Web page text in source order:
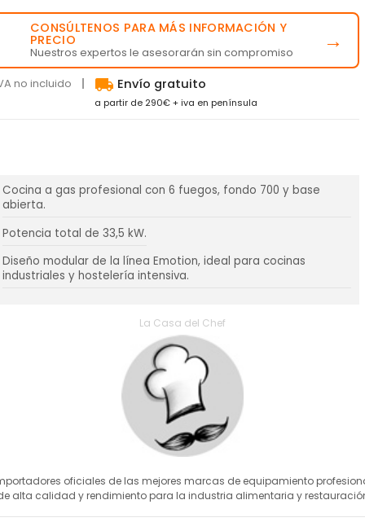
CONSÚLTENOS PARA MÁS INFORMACIÓN Y
PRECIO
Nuestros expertos le asesorarán sin compromiso →
no incluido local_shipping Envío gratuito
a partir de 290€ + iva en península
Cocina a gas profesional con 6 fuegos, fondo 700 y base
abierta.
Potencia total de 33,5 kW.
Diseño modular de la línea Emotion, ideal para cocinas
industriales y hostelería intensiva.
La Casa del Chef
oficiales de las mejores marcas de equipamiento
alta calidad y rendimiento para la industria alimentaria y